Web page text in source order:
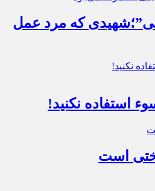
که مرد عمل
استفاده نکنید!
است